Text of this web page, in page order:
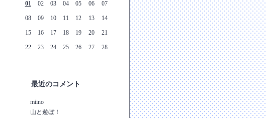
01
02 03 04 05 06 07
08 09 10 11 12 13 14
15 16 17 18 19 20 21
22 23 24 25 26 27 28
最近のコメント
miino
山と遊ぼ！